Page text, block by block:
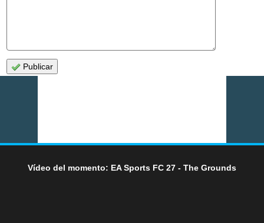
Publicar
Vídeo del momento: EA Sports FC 27 - The Grounds